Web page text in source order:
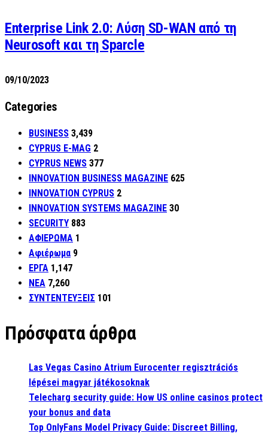
Enterprise Link 2.0: Λύση SD-WAN από τη
Neurosoft και τη Sparcle
09/10/2023
Categories
BUSINESS 3,439
CYPRUS E-MAG 2
CYPRUS NEWS 377
INNOVATION BUSINESS MAGAZINE 625
INNOVATION CYPRUS 2
INNOVATION SYSTEMS MAGAZINE 30
SECURITY 883
ΑΦΙΕΡΩΜΑ 1
Αφιέρωμα 9
ΕΡΓΑ 1,147
ΝΕΑ 7,260
ΣΥΝΤΕΝΤΕΥΞΕΙΣ 101
Πρόσφατα άρθρα
Las Vegas Casino Atrium Eurocenter regisztrációs
lépései magyar játékosoknak
Telecharg security guide: How US online casinos protect
your bonus and data
Top OnlyFans Model Privacy Guide: Discreet Billing,